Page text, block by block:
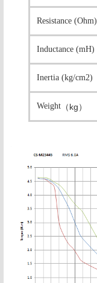
Resistance (Ohm)
Inductance (mH)
Inertia (kg/cm2)
Weight（kg）